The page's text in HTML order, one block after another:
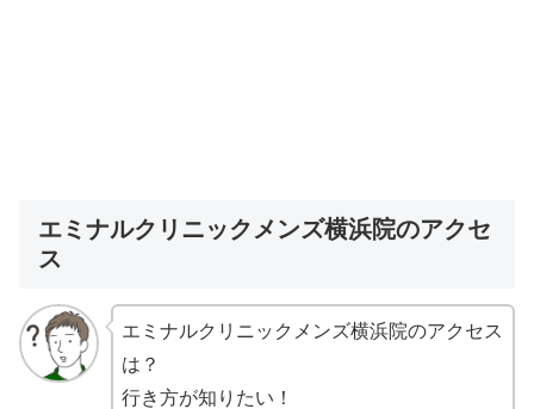
エミナルクリニックメンズ横浜院のアクセ
ス
エミナルクリニックメンズ横浜院のアクセス
は？
行き方が知りたい！